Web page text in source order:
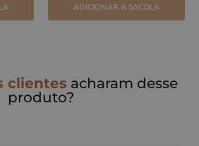
ADICIONAR A SACOLA
clientes acharam desse
produto?